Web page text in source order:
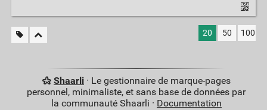
20 50 100
Shaarli· Le gestionnaire de marque-pages
personnel, minimaliste, et sans base de données par
la communauté Shaarli · Documentation